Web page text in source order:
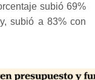
subió 69%
subió a 83% con